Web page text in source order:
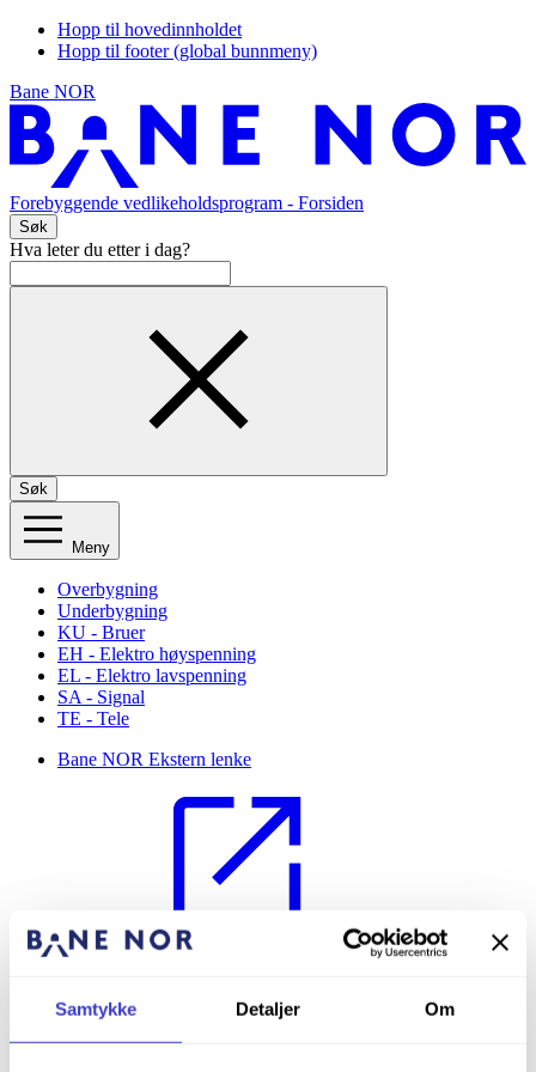
Samtykke Detaljer Om
Hopp til hovedinnholdet
Hopp til footer (global bunnmeny)
Bane NOR
Forebyggende vedlikeholdsprogram - Forsiden
Søk
Hva leter du etter i dag?
Søk
Meny
Overbygning
Underbygning
KU - Bruer
EH - Elektro høyspenning
EL - Elektro lavspenning
SA - Signal
TE - Tele
Bane NOR Ekstern lenke